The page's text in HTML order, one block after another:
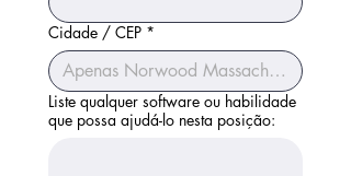
Cidade / CEP *
Liste qualquer software ou habilidade
que possa ajudá-lo nesta posição: